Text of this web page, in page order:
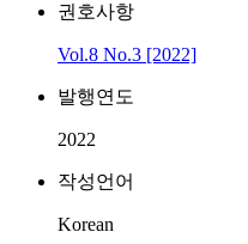
권호사항
Vol.8 No.3 [2022]
발행연도
2022
작성언어
Korean